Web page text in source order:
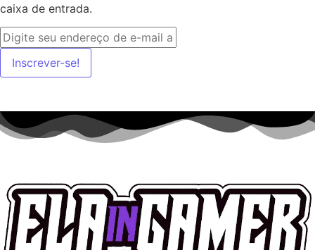
caixa de entrada.
Inscrever-se!